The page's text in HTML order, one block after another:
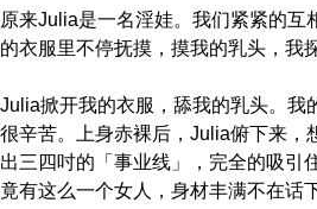
原来Julia是一名淫娃。我们紧紧的互
的衣服里不停抚摸，摸我的乳头，我
Julia掀开我的衣服，舔我的乳头。我
很辛苦。上身赤裸后，Julia俯下来，
出三四吋的「事业线」，完全的吸引
竟有这么一个女人，身材丰满不在话